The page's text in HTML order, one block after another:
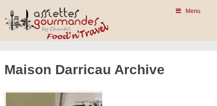
Menu
Maison Darricau Archive